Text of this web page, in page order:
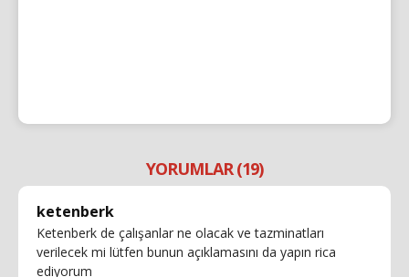
YORUMLAR (19)
ketenberk
Ketenberk de çalışanlar ne olacak ve tazminatları
verilecek mi lütfen bunun açıklamasını da yapın rica
ediyorum